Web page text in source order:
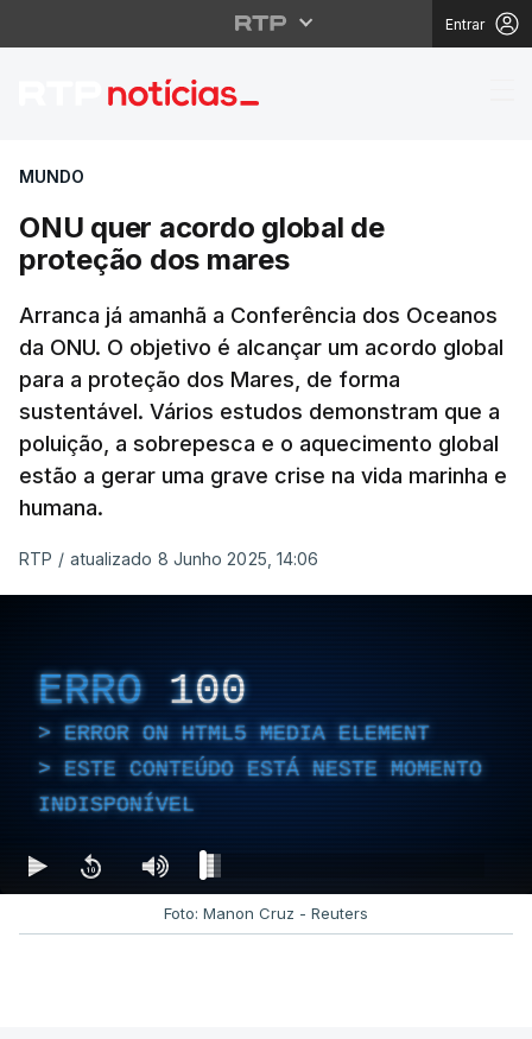
Entrar
ONU quer acordo
MUNDO
ONU quer acordo global de
proteção dos mares
Arranca já amanhã a Conferência dos Oceanos
da ONU. O objetivo é alcançar um acordo global
para a proteção dos Mares, de forma
sustentável. Vários estudos demonstram que a
poluição, a sobrepesca e o aquecimento global
estão a gerar uma grave crise na vida marinha e
humana.
RTP / atualizado 8 Junho 2025, 14:06
ERRO 100
ERROR ON HTML5 MEDIA ELEMENT
ESTE CONTEÚDO ESTÁ NESTE MOMENTO
INDISPONÍVEL
Foto: Manon Cruz - Reuters